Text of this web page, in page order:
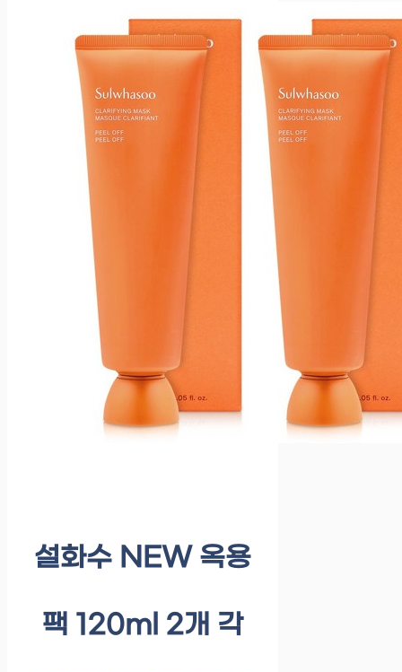
설화수 NEW 옥용
팩 120ml 2개 각